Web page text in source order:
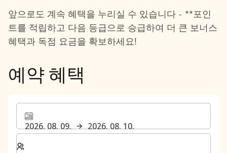
앞으로도 계속 혜택을 누리실 수 있습니다 - **포인
트를 적립하고 다음 등급으로 승급하여 더 큰 보너스
혜택과 독점 요금을 확보하세요!
예약 혜택
2026. 08. 09.
2026. 08. 10.
숙박할 객실 및 게스트 수 선택